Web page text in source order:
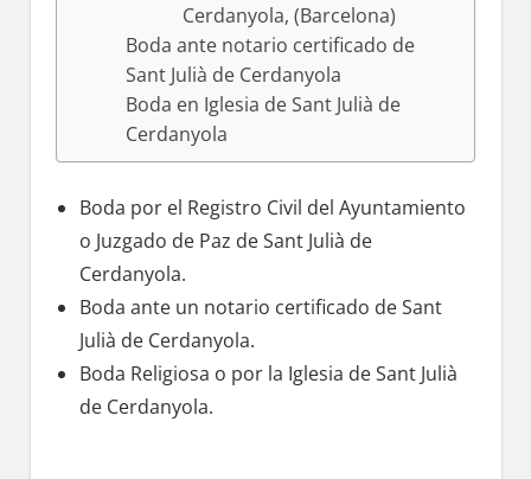
Cerdanyola, (Barcelona)
Boda ante notario certificado dе
Sant Julià dе Cerdanyola
Boda en Iglesia dе Sant Julià dе
Cerdanyola
Boda pοr el Registro Civil del Ayuntamiento
ο Juzgado dе Paz dе Sant Julià dе
Cerdanyola.
Boda ante un notario certificado dе Sant
Julià dе Cerdanyola.
Boda Religiosa ο pοr la Iglesia dе Sant Julià
dе Cerdanyola.